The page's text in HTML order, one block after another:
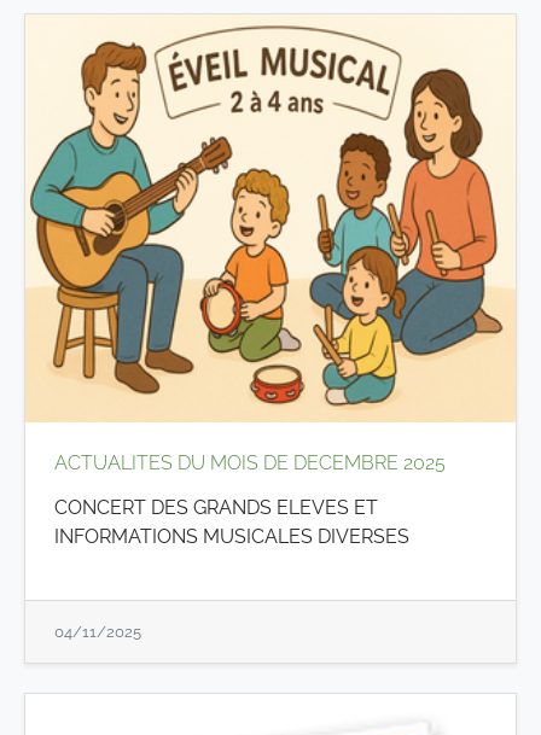
ACTUALITES DU MOIS DE DECEMBRE 2025
CONCERT DES GRANDS ELEVES ET
INFORMATIONS MUSICALES DIVERSES
04/11/2025